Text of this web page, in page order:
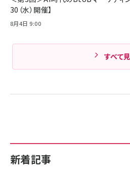
新着記事
30（水）開催】
8月4日 9:00
すべて